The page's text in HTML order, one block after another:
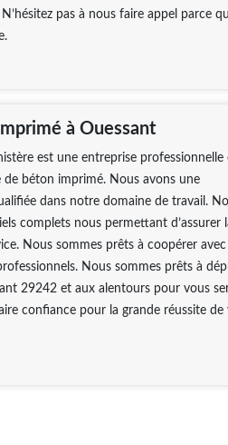
pas à nous faire appel parce
à Ouessant
est une entreprise professionnelle
béton imprimé. Nous avons une
dans notre domaine de travail.
complets nous permettant d’assurer
Nous sommes prêts à coopérer avec
Nous sommes prêts à
29242 et aux alentours pour vous
confiance pour la grande réussite de